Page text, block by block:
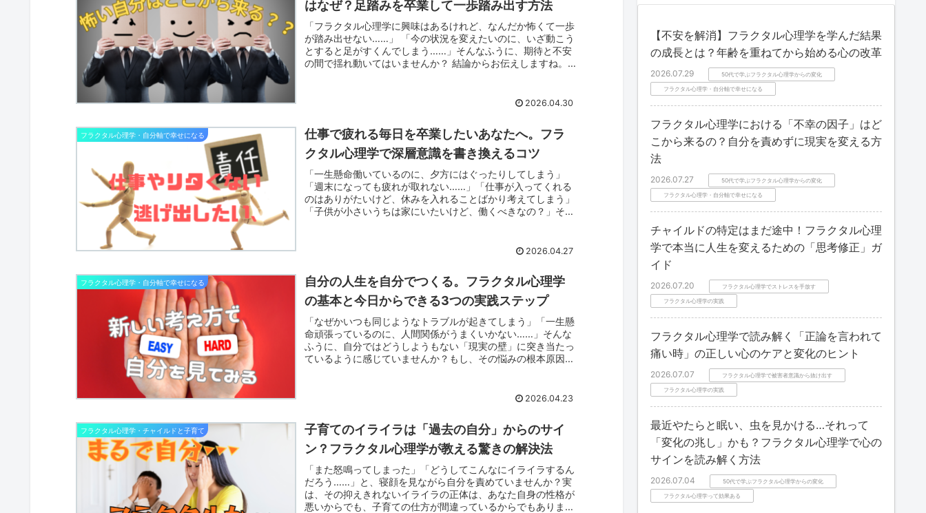
はなぜ？足踏みを卒業して一歩踏み出す方法
「フラクタル心理学に興味はあるけれど、なんだか怖くて一歩
が踏み出せない……」 「今の状況を変えたいのに、いざ動こう
とすると足がすくんでしまう……」そんなふうに、期待と不安
の間で揺れ動いてはいませんか？ 結論からお伝えしますね。
2026.04.30
フラクタル心理学・自分軸で幸せになる
仕事で疲れる毎日を卒業したいあなたへ。フラ
クタル心理学で深層意識を書き換えるコツ
「一生懸命働いているのに、夕方にはぐったりしてしまう」
「週末になっても疲れが取れない……」「仕事が入ってくれる
のはありがたいけど、休みを入れることばかり考えてしまう」
「子供が小さいうちは家にいたいけど、働くべきなの？」そん
2026.04.27
フラクタル心理学・自分軸で幸せになる
自分の人生を自分でつくる。フラクタル心理学
の基本と今日からできる3つの実践ステップ
「なぜかいつも同じようなトラブルが起きてしまう」「一生懸
命頑張っているのに、人間関係がうまくいかない……」そんな
ふうに、自分ではどうしようもない「現実の壁」に突き当たっ
ているように感じていませんか？もし、その悩みの根本原因を
2026.04.23
フラクタル心理学・チャイルドと子育て
子育てのイライラは「過去の自分」からのサイ
ン？フラクタル心理学が教える驚きの解決法
「また怒鳴ってしまった」「どうしてこんなにイライラするん
だろう……」と、寝顔を見ながら自分を責めていませんか？実
は、その抑えきれないイライラの正体は、あなた自身の性格が
悪いからでも、子育ての仕方が間違っているからでもありませ
【不安を解消】フラクタル心理学を学んだ結果
の成長とは？年齢を重ねてから始める心の改革
2026.07.29 50代で学ぶフラクタル心理学からの変化
フラクタル心理学・自分軸で幸せになる
フラクタル心理学における「不幸の因子」はど
こから来るの？自分を責めずに現実を変える方
法
2026.07.27 50代で学ぶフラクタル心理学からの変化
フラクタル心理学・自分軸で幸せになる
チャイルドの特定はまだ途中！フラクタル心理
学で本当に人生を変えるための「思考修正」ガ
イド
2026.07.20 フラクタル心理学でストレスを手放す
フラクタル心理学の実践
フラクタル心理学で読み解く「正論を言われて
痛い時」の正しい心のケアと変化のヒント
2026.07.07 フラクタル心理学で被害者意識から抜け出す
フラクタル心理学の実践
最近やたらと眠い、虫を見かける…それって
「変化の兆し」かも？フラクタル心理学で心の
サインを読み解く方法
2026.07.04 50代で学ぶフラクタル心理学からの変化
フラクタル心理学って効果ある